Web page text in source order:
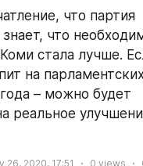
что партия
что
стала лучше.
на
– можно будет
реальное
26, 2020, 17:51 0 views